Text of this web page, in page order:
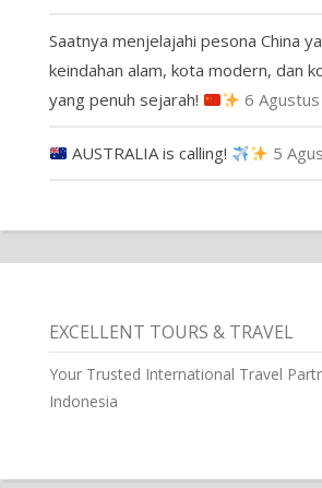
Saatnya menjelajahi pesona China
keindahan alam, kota modern, dan
yang penuh sejarah!
6
AUSTRALIA is calling! 5
EXCELLENT TOURS & TRAVEL
Your Trusted International Travel
Indonesia